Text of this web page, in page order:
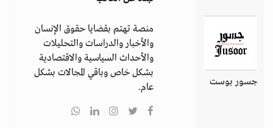
جسور بوست
منصة تهتم بقضايا حقوق الإنسان
والأخبار والدراسات والتحليلات
والأحداث السياسية والاقتصادية
بشكل خاص وباقي المجالات بشكل
عام.